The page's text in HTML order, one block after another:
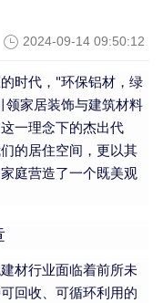
2024-09-14 09:50:12
时代，"环保铝材，绿
领家居装饰与建筑材料
一理念下的杰出代
的居住空间，更以其
庭营造了一个既美观
材行业面临着前所未
回收、可循环利用的